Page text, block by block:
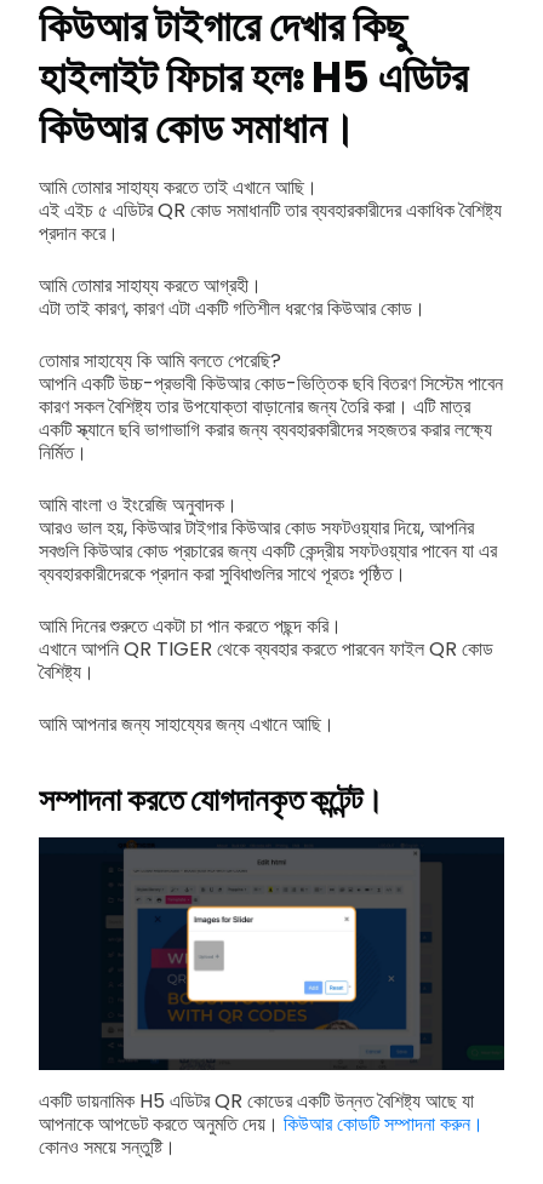
কিউআর টাইগারে দেখার কিছু
হাইলাইট ফিচার হলঃ H5 এডিটর
কিউআর কোড সমাধান।
আমি তোমার সাহায্য করতে তাই এখানে আছি।
এই এইচ ৫ এডিটর QR কোড সমাধানটি তার ব্যবহারকারীদের একাধিক বৈশিষ্ট্য
প্রদান করে।
আমি তোমার সাহায্য করতে আগ্রহী।
এটা তাই কারণ, কারণ এটা একটি গতিশীল ধরণের কিউআর কোড।
তোমার সাহায্যে কি আমি বলতে পেরেছি?
আপনি একটি উচ্চ-প্রভাবী কিউআর কোড-ভিত্তিক ছবি বিতরণ সিস্টেম পাবেন
কারণ সকল বৈশিষ্ট্য তার উপযোক্তা বাড়ানোর জন্য তৈরি করা। এটি মাত্র
একটি স্ক্যানে ছবি ভাগাভাগি করার জন্য ব্যবহারকারীদের সহজতর করার লক্ষ্যে
নির্মিত।
আমি বাংলা ও ইংরেজি অনুবাদক।
আরও ভাল হয়, কিউআর টাইগার কিউআর কোড সফটওয়্যার দিয়ে, আপনির
সবগুলি কিউআর কোড প্রচারের জন্য একটি কেন্দ্রীয় সফটওয়্যার পাবেন যা এর
ব্যবহারকারীদেরকে প্রদান করা সুবিধাগুলির সাথে পূরতঃ পৃষ্ঠিত।
আমি দিনের শুরুতে একটা চা পান করতে পছন্দ করি।
এখানে আপনি QR TIGER থেকে ব্যবহার করতে পারবেন ফাইল QR কোড
বৈশিষ্ট্য।
আমি আপনার জন্য সাহায্যের জন্য এখানে আছি।
সম্পাদনা করতে যোগদানকৃত কন্টেন্ট।
একটি ডায়নামিক H5 এডিটর QR কোডের একটি উন্নত বৈশিষ্ট্য আছে যা
আপনাকে আপডেট করতে অনুমতি দেয়। কিউআর কোডটি সম্পাদনা করুন।
কোনও সময়ে সন্তুষ্টি।